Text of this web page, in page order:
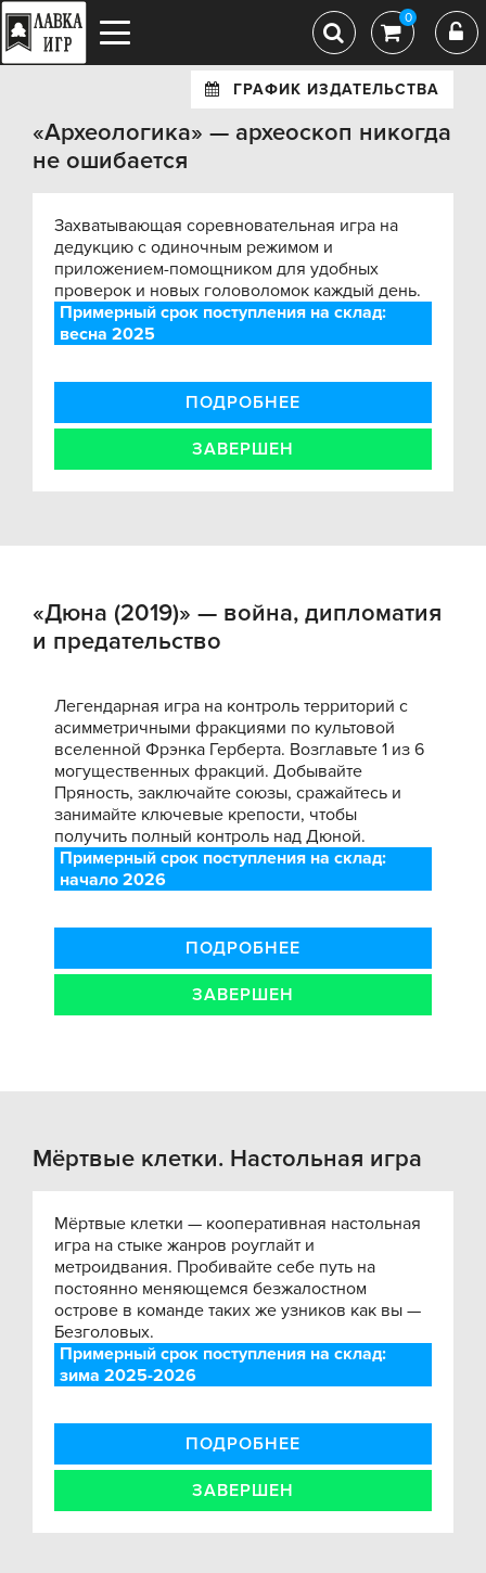
0
ГРАФИК ИЗДАТЕЛЬСТВА
«Археологика» — археоскоп никогда
не ошибается
Захватывающая соревновательная игра на
дедукцию с одиночным режимом и
приложением-помощником для удобных
проверок и новых головоломок каждый день.
Примерный срок поступления на склад:
весна 2025
ПОДРОБНЕЕ
ЗАВЕРШЕН
«Дюна (2019)» — война, дипломатия
и предательство
Легендарная игра на контроль территорий с
асимметричными фракциями по культовой
вселенной Фрэнка Герберта. Возглавьте 1 из 6
могущественных фракций. Добывайте
Пряность, заключайте союзы, сражайтесь и
занимайте ключевые крепости, чтобы
получить полный контроль над Дюной.
Примерный срок поступления на склад:
начало 2026
ПОДРОБНЕЕ
ЗАВЕРШЕН
Мёртвые клетки. Настольная игра
Мёртвые клетки — кооперативная настольная
игра на стыке жанров роуглайт и
метроидвания. Пробивайте себе путь на
постоянно меняющемся безжалостном
острове в команде таких же узников как вы —
Безголовых.
Примерный срок поступления на склад:
зима 2025-2026
ПОДРОБНЕЕ
ЗАВЕРШЕН